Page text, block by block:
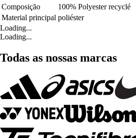
Composição
100% Polyester recyclé
Material principal poliéster
Loading...
Loading...
Todas as nossas marcas